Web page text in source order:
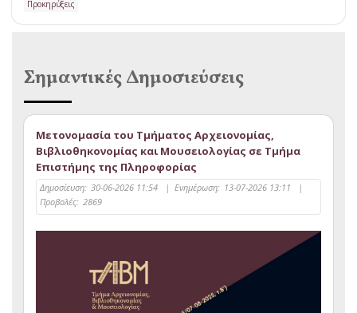
Προκηρύξεις
Σημαντικές Δημοσιεύσεις
Μετονομασία του Τμήματος Αρχειονομίας,
Βιβλιοθηκονομίας και Μουσειολογίας σε Τμήμα
Επιστήμης της Πληροφορίας
Δημοσίευση: 30-06-2026 11:54 | Ενημέρωση: 13-07-2026 13:11
|
Προβολές: 2869